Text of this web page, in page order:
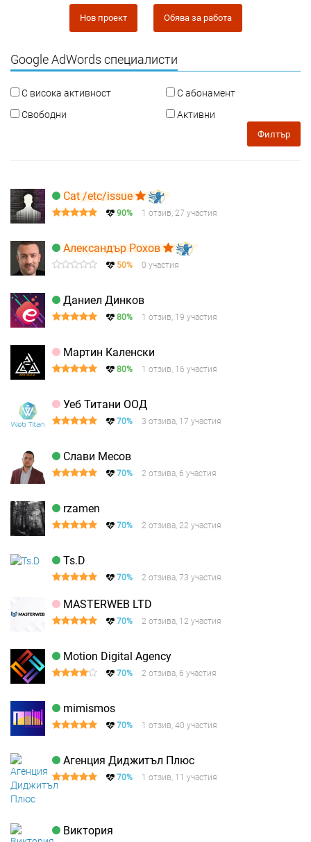
Нов проект Обява за работа
Google AdWords специалисти
С висока активност
С абонамент
Свободни
Активни
Филтър
Cat /etc/issue
90% 1 отзив, 27 участия
Александър Рохов
50% 0 участия
Даниел Динков
80% 1 отзив, 19 участия
Мартин Каленски
80% 1 отзив, 16 участия
Уеб Титани ООД
70% 3 отзива, 17 участия
Слави Месов
70% 2 отзива, 6 участия
rzamen
70% 2 отзива, 22 участия
Ts.D
70% 2 отзива, 73 участия
MASTERWEB LTD
70% 2 отзива, 12 участия
Motion Digital Agency
70% 2 отзива, 6 участия
mimismos
70% 1 отзив, 40 участия
Агенция Диджитъл Плюс
70% 1 отзив, 11 участия
Виктория